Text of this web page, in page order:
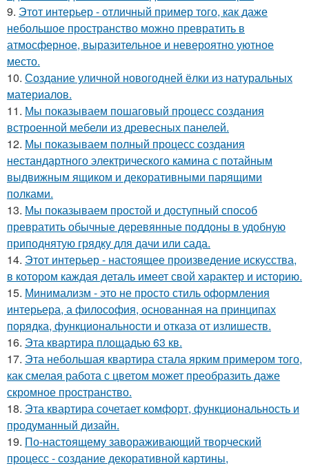
9. Этот интерьер - отличный пример того, как даже
небольшое пространство можно превратить в
атмосферное, выразительное и невероятно уютное
место.
10. Создание уличной новогодней ёлки из натуральных
материалов.
11. Мы показываем пошаговый процесс создания
встроенной мебели из древесных панелей.
12. Мы показываем полный процесс создания
нестандартного электрического камина с потайным
выдвижным ящиком и декоративными парящими
полками.
13. Мы показываем простой и доступный способ
превратить обычные деревянные поддоны в удобную
приподнятую грядку для дачи или сада.
14. Этот интерьер - настоящее произведение искусства,
в котором каждая деталь имеет свой характер и историю.
15. Минимализм - это не просто стиль оформления
интерьера, а философия, основанная на принципах
порядка, функциональности и отказа от излишеств.
16. Эта квартира площадью 63 кв.
17. Эта небольшая квартира стала ярким примером того,
как смелая работа с цветом может преобразить даже
скромное пространство.
18. Эта квартира сочетает комфорт, функциональность и
продуманный дизайн.
19. По-настоящему завораживающий творческий
процесс - создание декоративной картины,